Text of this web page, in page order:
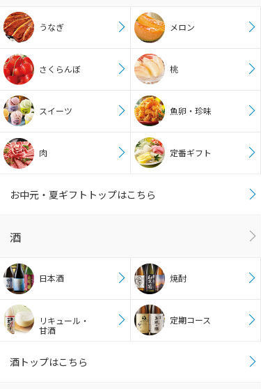
うなぎ メロン
さくらんぼ 桃
スイーツ 魚卵・珍味
肉 定番ギフト
お中元・夏ギフトトップはこちら
酒
日本酒 焼酎
リキュール・
甘酒
定期コース
酒トップはこちら